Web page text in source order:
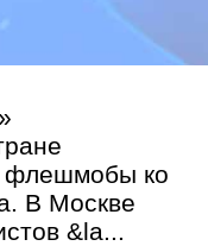
флешмобы ко
В Москве
&la...